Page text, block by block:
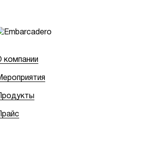
компании
Продукты
Прайс